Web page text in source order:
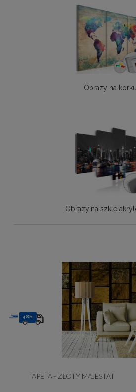
Obrazy na korku
Obrazy na szkle
TAPETA - ZŁOTY MAJESTAT
48h